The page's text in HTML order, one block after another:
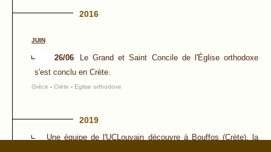
2016
JUIN
26/06
Le Grand et Saint Concile de l'Église orthodoxe
s'est conclu en Crète.
Grèce - Crète - Eglise orthodoxe
2019
Une équipe de l'UCLouvain découvre à Bouffos (Crète), la